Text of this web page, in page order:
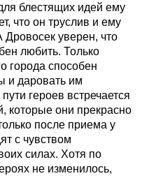
блестящих идей ему
что он труслив и ему
Дровосек уверен, что
любить. Только
города способен
и даровать им
героев встречается
которые они прекрасно
после приема у
с чувством
силах. Хотя по
не изменилось,